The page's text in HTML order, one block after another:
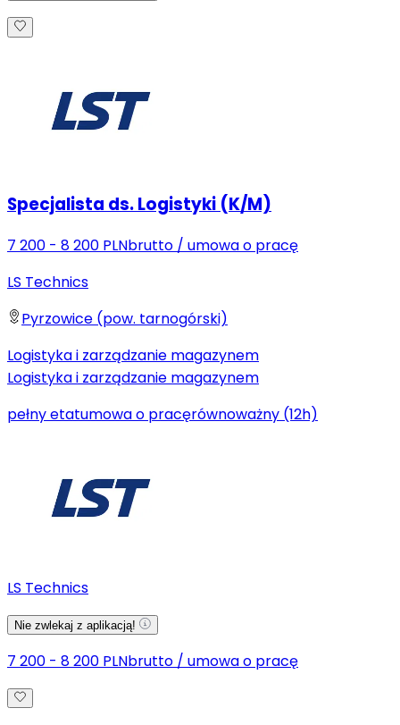
Specjalista ds. Logistyki (K/M)
7 200 - 8 200 PLNbrutto / umowa o pracę
LS Technics
Pyrzowice (pow. tarnogórski)
Logistyka i zarządzanie magazynem
Logistyka i zarządzanie magazynem
pełny etatumowa o pracęrównoważny (12h)
LS Technics
Nie zwlekaj z aplikacją!
7 200 - 8 200 PLNbrutto / umowa o pracę